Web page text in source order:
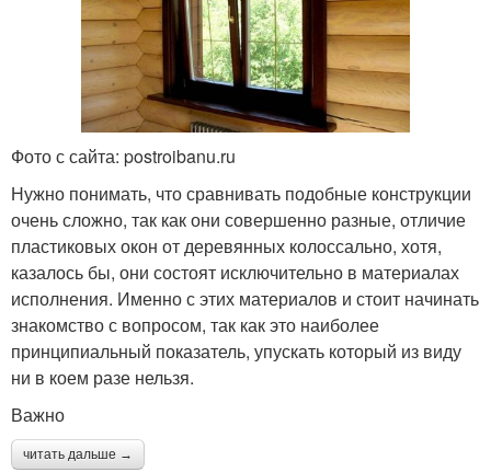
Фото с сайта: postroibanu.ru
Нужно понимать, что сравнивать подобные конструкции
очень сложно, так как они совершенно разные, отличие
пластиковых окон от деревянных колоссально, хотя,
казалось бы, они состоят исключительно в материалах
исполнения. Именно с этих материалов и стоит начинать
знакомство с вопросом, так как это наиболее
принципиальный показатель, упускать который из виду
ни в коем разе нельзя.
Важно
читать дальше →